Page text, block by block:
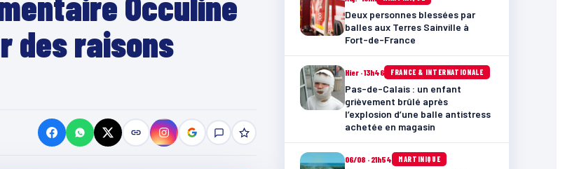
des raisons
Deux personnes blessées par
balles aux Terres Sainville à
Fort-de-France
Hier · 13h46 FRANCE & INTERNATIONALE
Pas-de-Calais : un enfant
grièvement brûlé après
l’explosion d’une balle antistress
achetée en magasin
06/08 · 21h54 MARTINIQUE